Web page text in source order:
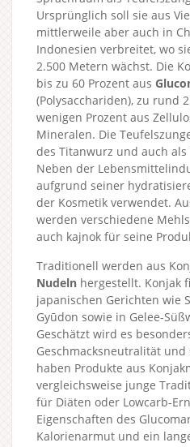
Ursprünglich soll sie aus
mittlerweile aber auch in
Indonesien verbreitet, wo
2.500 Metern wächst. Die
bis zu 60 Prozent aus
(Polysacchariden), zu rund
wenigen Prozent aus
Mineralen. Die
des Titanwurz und auch
Neben der
aufgrund seiner
der Kosmetik verwendet.
werden verschiedene
auch kajnok für seine
Traditionell werden aus
Nudeln hergestellt. Konjak
japanischen Gerichten wie
Gyūdon sowie in Gelee-
Geschätzt wird es
Geschmacksneutralität und
haben Produkte aus
vergleichsweise junge
für Diäten oder Lowcarb-
Eigenschaften des
Kalorienarmut und ein